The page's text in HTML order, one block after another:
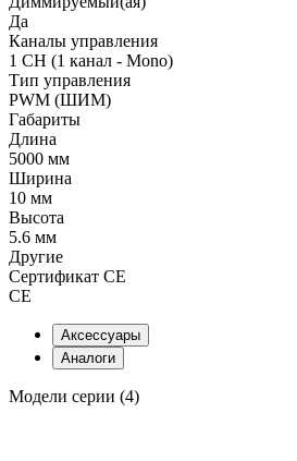
Да
Каналы управления
1 CH (1 канал - Mono)
Тип управления
PWM (ШИМ)
Габариты
Длина
5000 мм
Ширина
10 мм
Высота
5.6 мм
Другие
Сертификат CE
CE
Аксессуары
Аналоги
Модели серии (4)